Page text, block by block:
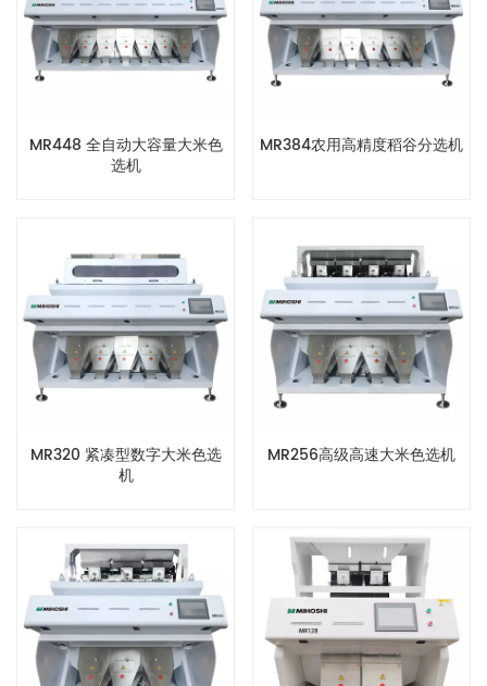
MR448 全自动大容量大米色
选机
MR384农用高精度稻谷分选机
MR320 紧凑型数字大米色选
机
MR256高级高速大米色选机